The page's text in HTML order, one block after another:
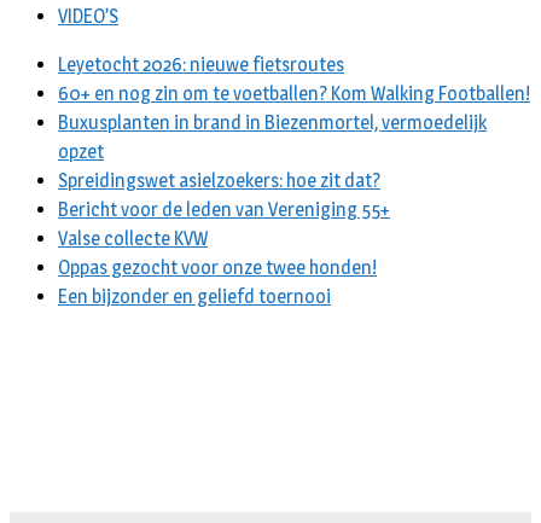
VIDEO’S
Leyetocht 2026: nieuwe fietsroutes
60+ en nog zin om te voetballen? Kom Walking Footballen!
Buxusplanten in brand in Biezenmortel, vermoedelijk
opzet
Spreidingswet asielzoekers: hoe zit dat?
Bericht voor de leden van Vereniging 55+
Valse collecte KVW
Oppas gezocht voor onze twee honden!
Een bijzonder en geliefd toernooi